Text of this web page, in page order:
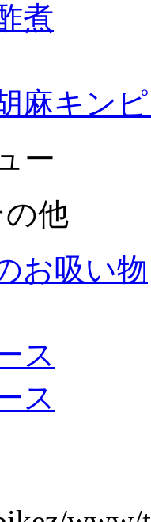
煮
麻キン
ー
他
お吸い物
ス
ス